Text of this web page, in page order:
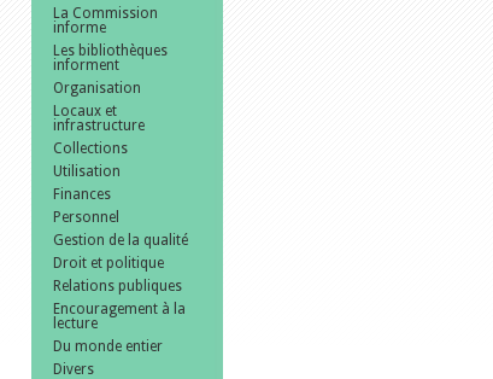
La Commission
informe
Les bibliothèques
informent
Organisation
Locaux et
infrastructure
Collections
Utilisation
Finances
Personnel
Gestion de la qualité
Droit et politique
Relations publiques
Encouragement à la
lecture
Du monde entier
Divers